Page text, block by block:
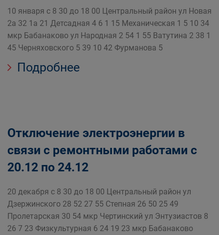
10 января с 8 30 до 18 00 Центральный район ул Новая
2а 32 1а 21 Детсадная 4 6 1 15 Механическая 1 5 10 34
мкр Бабанаково ул Народная 2 54 1 55 Ватутина 2 38 1
45 Черняховского 5 39 10 42 Фурманова 5
Подробнее
Отключение электроэнергии в
связи с ремонтными работами с
20.12 по 24.12
20 декабря с 8 30 до 18 00 Центральный район ул
Дзержинского 28 52 27 55 Степная 26 50 25 49
Пролетарская 30 54 мкр Чертинский ул Энтузиастов 8
26 7 23 Физкультурная 6 24 19 23 мкр Бабанаково